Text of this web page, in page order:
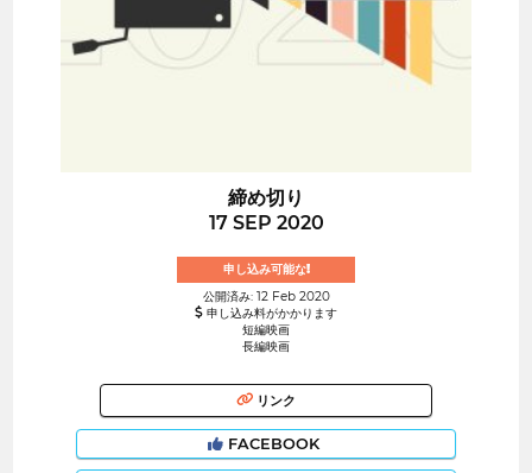
締め切り
17 SEP 2020
申し込み可能な!
公開済み: 12 Feb 2020
申し込み料がかかります
短編映画
長編映画
リンク
FACEBOOK